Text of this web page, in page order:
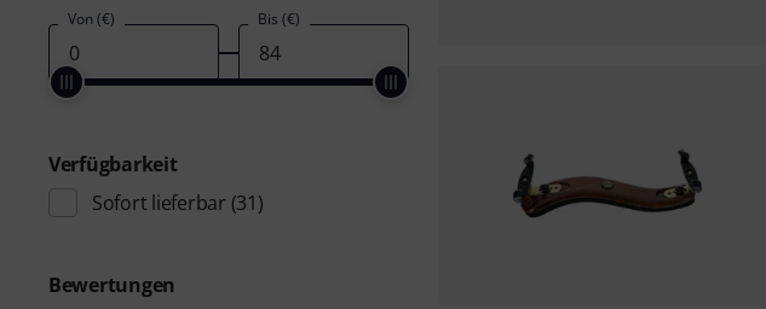
Von (€) Bis (€)
Verfügbarkeit
Sofort lieferbar (31)
Bewertungen